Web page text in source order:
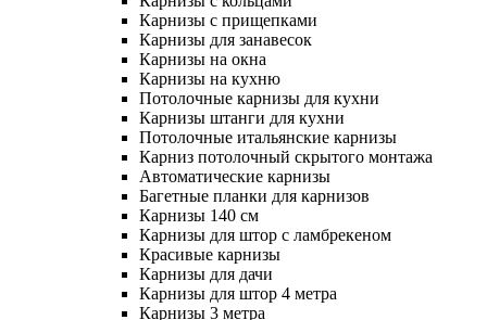
Карнизы с прищепками
Карнизы для занавесок
Карнизы на окна
Карнизы на кухню
Потолочные карнизы для кухни
Карнизы штанги для кухни
Потолочные итальянские карнизы
Карниз потолочный скрытого монтажа
Автоматические карнизы
Багетные планки для карнизов
Карнизы 140 см
Карнизы для штор с ламбрекеном
Красивые карнизы
Карнизы для дачи
Карнизы для штор 4 метра
Карнизы 3 метра